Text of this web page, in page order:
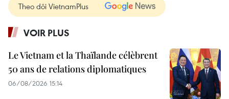
Theo dõi VietnamPlus
VOIR PLUS
Le Vietnam et la Thaïlande célèbrent
50 ans de relations diplomatiques
06/08/2026 15:14